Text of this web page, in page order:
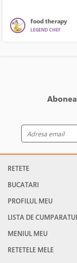
food therapy
LEGEND CHEF
RETETE
BUCATARI
PROFILUL MEU
LISTA DE
MENIUL MEU
RETETELE MELE